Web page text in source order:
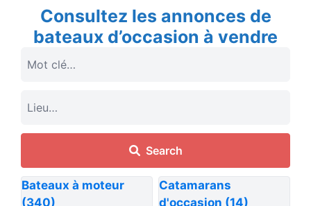
Consultez les annonces de
bateaux d’occasion à vendre
Search
Bateaux à moteur
(340)
Catamarans
d'occasion (14)